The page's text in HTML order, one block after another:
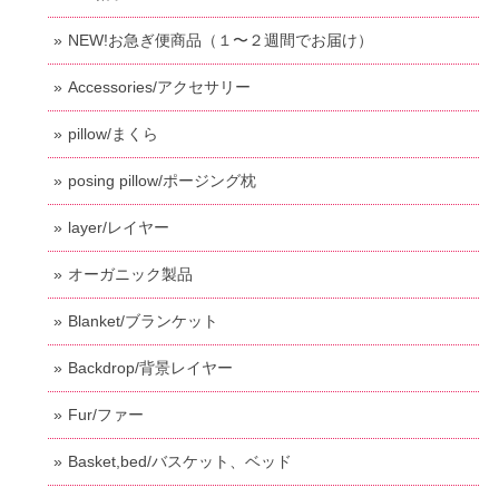
NEW!お急ぎ便商品（１〜２週間でお届け）
Accessories/アクセサリー
pillow/まくら
posing pillow/ポージング枕
layer/レイヤー
オーガニック製品
Blanket/ブランケット
Backdrop/背景レイヤー
Fur/ファー
Basket,bed/バスケット、ベッド